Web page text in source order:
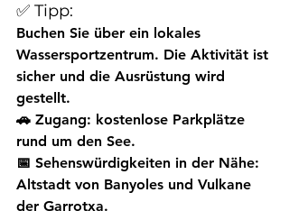
✅ Tipp:
Buchen Sie über ein lokales
Wassersportzentrum. Die Aktivität ist
sicher und die Ausrüstung wird
gestellt.
🚗 Zugang: kostenlose Parkplätze
rund um den See.
📅 Sehenswürdigkeiten in der Nähe:
Altstadt von Banyoles und Vulkane
der Garrotxa.